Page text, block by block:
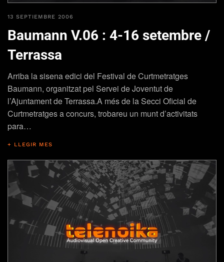
13 SEPTIEMBRE 2006
Baumann V.06 : 4-16 setembre /
Terrassa
Arriba la sisena edici del Festival de Curtmetratges
Baumann, organitzat pel Servei de Joventut de
l’Ajuntament de Terrassa.A més de la Secci Oficial de
Curtmetratges a concurs, trobareu un munt d’activitats
para…
+ LLEGIR MES